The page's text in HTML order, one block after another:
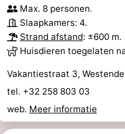
Max. 8 personen.
Slaapkamers: 4.
Strand afstand: ±600 m.
Huisdieren toegelaten
Vakantiestraat 3, Westende
tel. +32 258 803 03
web. Meer informatie